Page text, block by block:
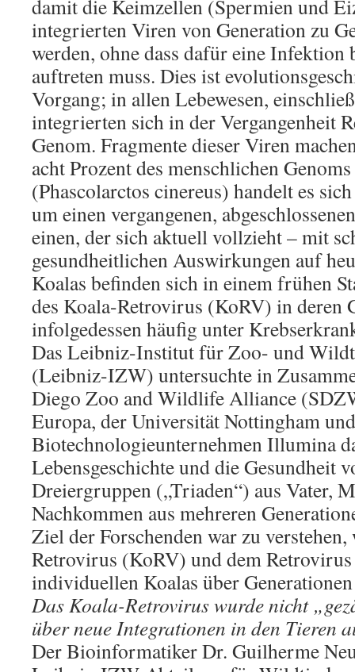
damit die Keimzellen (Spermien und
integrierten Viren von Generation zu
werden, ohne dass dafür eine Infektion
auftreten muss. Dies ist
Vorgang; in allen Lebewesen,
integrierten sich in der Vergangenheit
Genom. Fragmente dieser Viren
acht Prozent des menschlichen
(Phascolarctos cinereus) handelt es
um einen vergangenen,
einen, der sich aktuell vollzieht – mit
gesundheitlichen Auswirkungen auf
Koalas befinden sich in einem frühen
des Koala-Retrovirus (KoRV) in deren
infolgedessen häufig unter
Das Leibniz-Institut für Zoo- und
(Leibniz-IZW) untersuchte in
Diego Zoo and Wildlife Alliance
Europa, der Universität Nottingham
Biotechnologieunternehmen Illumina
Lebensgeschichte und die Gesundheit
Dreiergruppen („Triaden“) aus Vater,
Nachkommen aus mehreren
Ziel der Forschenden war zu
Retrovirus (KoRV) und dem
individuellen Koalas über
Das Koala-Retrovirus wurde nicht
über neue Integrationen in den Tieren
Der Bioinformatiker Dr. Guilherme